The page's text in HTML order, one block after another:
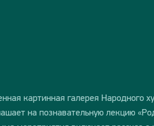
картинная галерея Народного
на познавательную лекцию